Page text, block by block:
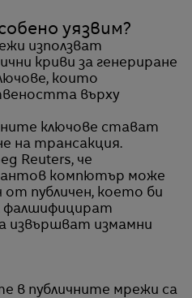
уязвим?
използват
криви за генериране
които
върху
ключове стават
на трансакция.
Reuters, че
компютър може
от публичен, което би
фалшифицират
извършват измамни
в публичните мрежи са